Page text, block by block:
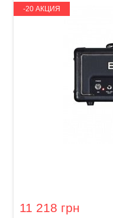
-20 АКЦИЯ
11 218 грн